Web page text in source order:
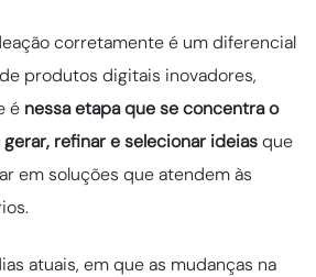
corretamente é um diferencial
produtos digitais inovadores,
é nessa etapa que se concentra o
refinar e selecionar ideiasque
em soluções que atendem às
atuais, em que as mudanças na